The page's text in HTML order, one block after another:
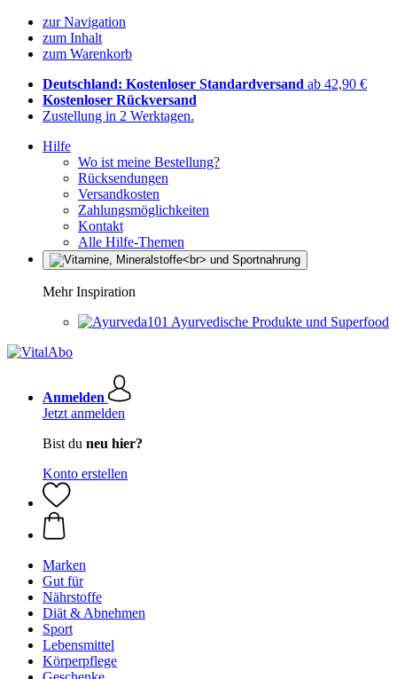
zur Navigation
zum Inhalt
zum Warenkorb
Deutschland: Kostenloser Standardversand ab 42,90 €
Kostenloser Rückversand
Zustellung in 2 Werktagen.
Hilfe
Wo ist meine Bestellung?
Rücksendungen
Versandkosten
Zahlungsmöglichkeiten
Kontakt
Alle Hilfe-Themen
Mehr Inspiration
Ayurvedische Produkte und Superfood
Anmelden
Jetzt anmelden
Bist du neu hier?
Konto erstellen
Marken
Gut für
Nährstoffe
Diät & Abnehmen
Sport
Lebensmittel
Körperpflege